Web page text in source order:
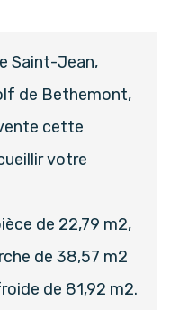
Saint-Jean,
de Bethemont,
cette
votre
de 22,79 m2,
de 38,57 m2
de 81,92 m2.